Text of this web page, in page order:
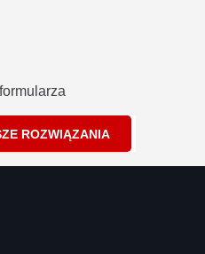
ROZWIĄZANIA